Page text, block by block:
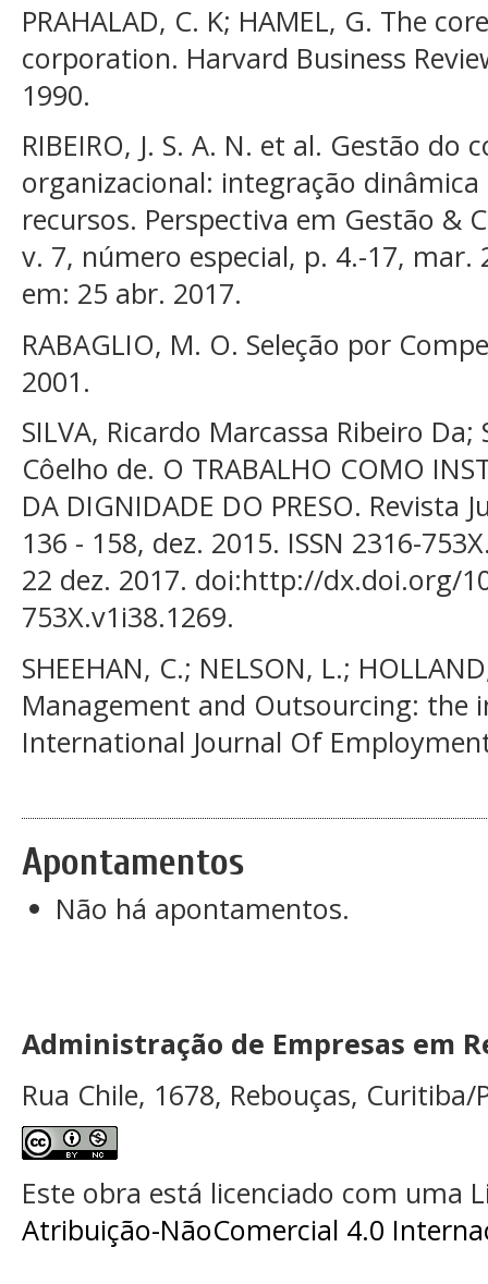
PRAHALAD, C. K; HAMEL, G. The
corporation. Harvard Business
1990.
RIBEIRO, J. S. A. N. et al. Gestão
organizacional: integração
recursos. Perspectiva em Gestão &
v. 7, número especial, p. 4.-17, mar.
em: 25 abr. 2017.
RABAGLIO, M. O. Seleção por
2001.
SILVA, Ricardo Marcassa Ribeiro Da;
Côelho de. O TRABALHO COMO
DA DIGNIDADE DO PRESO. Revista
136 - 158, dez. 2015. ISSN 2316-
22 dez. 2017. doi:http://dx.doi.org/
753X.v1i38.1269.
SHEEHAN, C.; NELSON, L.;
Management and Outsourcing: the
International Journal Of
Apontamentos
Não há apontamentos.
Administração de Empresas em
Rua Chile, 1678, Rebouças, Curitiba/
Este obra está licenciado com uma
Atribuição-NãoComercial 4.0